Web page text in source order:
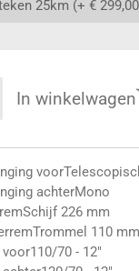
In winkelwagen
voor
achterMono
Schijf 226 mm
Trommel 110 mm
voor110/70 - 12"